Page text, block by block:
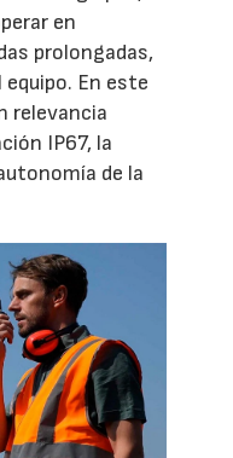
en
prolongadas,
En este
relevancia
IP67, la
de la